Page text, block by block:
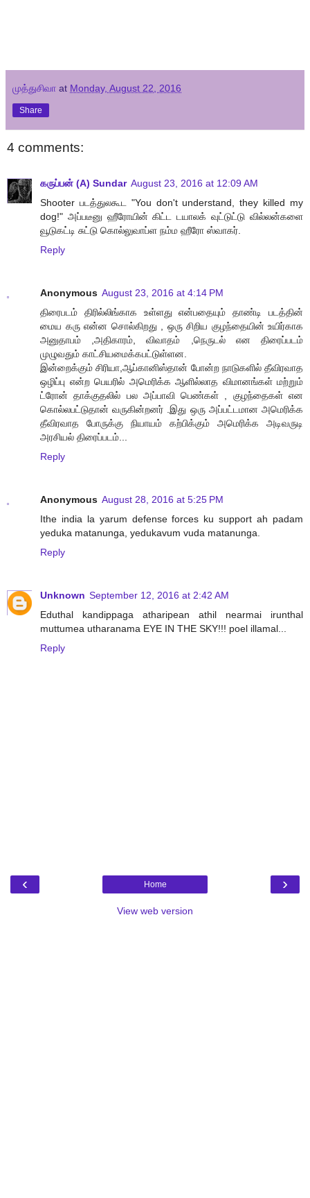
முத்துசிவா at Monday, August 22, 2016
Share
4 comments:
கருப்பன் (A) Sundar August 23, 2016 at 12:09 AM
Shooter படத்துலகூட "You don't understand, they killed my
dog!" அப்படீனு ஹீரோயின் கிட்ட டயாலக் வுட்டுட்டு வில்லன்களை
வூடுகட்டி சுட்டு கொல்லுவாப்ள நம்ம ஹீரோ ஸ்வாகர்.
Reply
Anonymous August 23, 2016 at 4:14 PM
திரைபடம் திரில்லிங்காக உள்ளது என்பதையும் தாண்டி படத்தின்
மைய கரு என்ன சொல்கிறது , ஒரு சிறிய குழந்தையின் உயிர்காக
அனுதாபம் ,அதிகாரம், விவாதம் ,நெருடல் என திரைப்படம்
முழுவதும் காட்சியமைக்கபட்டுள்ளன.
இன்றைக்கும் சிரியா,ஆப்கானிஸ்தான் போன்ற நாடுகளில் தீவிரவாத
ஒழிப்பு என்ற பெயரில் அமெரிக்க ஆளில்லாத விமானங்கள் மற்றும்
ட்ரோன் தாக்குதலில் பல அப்பாவி பெண்கள் , குழந்தைகள் என
கொல்லபட்டுதான் வருகின்றனர் .இது ஒரு அப்பட்டமான அமெரிக்க
தீவிரவாத போருக்கு நியாயம் கற்பிக்கும் அமெரிக்க அடிவருடி
அரசியல் திரைப்படம்...
Reply
Anonymous August 28, 2016 at 5:25 PM
Ithe india la yarum defense forces ku support ah padam
yeduka matanunga, yedukavum vuda matanunga.
Reply
Unknown September 12, 2016 at 2:42 AM
Eduthal kandippaga atharipean athil nearmai irunthal
muttumea utharanama EYE IN THE SKY!!! poel illamal...
Reply
‹ ›
Home
View web version